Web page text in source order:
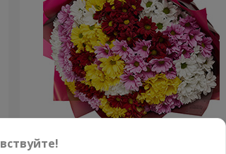
25 разноцветных хризантем!